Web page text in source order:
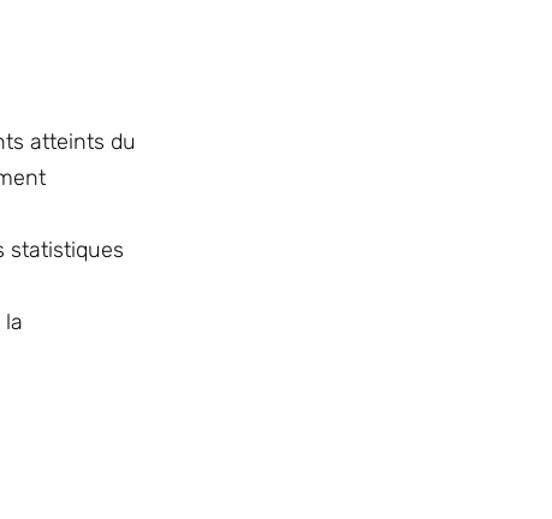
atteints du
statistiques
la